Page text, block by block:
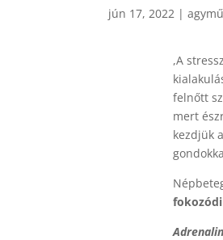
jún 17, 2022 |
,A
felnőtt
mert
kezdjük
Adrenalin